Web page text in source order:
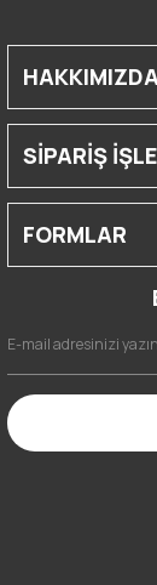
SİPARİŞ
FORMLAR